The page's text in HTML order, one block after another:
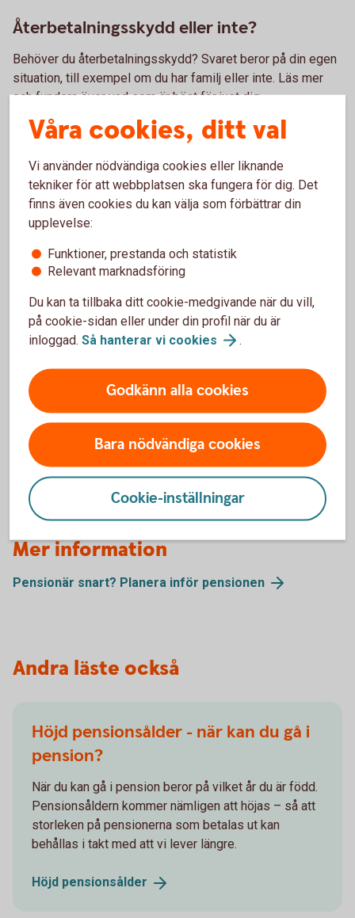
Återbetalningsskydd eller inte?
Behöver du återbetalningsskydd? Svaret beror på din egen
situation, till exempel om du har familj eller inte. Läs mer
och fundera över vad som är bäst för just dig.
Återbetalningsskydd
Skatt på pension – så funkar det
Har du koll på hur du betalar skatt som pensionär? Vad du
kan påverka själv och inte? Vi reder ut hur det funkar med
skatt på pension.
Skatt påpension
Paus i pågående pensionsutbetalning
Du kan enkelt pausa din pensionsutbetalning och även
förkorta, förlänga eller ta bort en pågående paus.
Pausa dinpensionsutbetalning
Mer information
Pensionär snart? Planera inför pensionen
Andra läste också
Höjd pensionsålder - när kan du gå i
pension?
När du kan gå i pension beror på vilket år du är född.
Pensionsåldern kommer nämligen att höjas – så att
storleken på pensionerna som betalas ut kan
behållas i takt med att vi lever längre.
Höjd pensionsålder
Våra cookies, ditt val
Vi använder nödvändiga cookies eller liknande
tekniker för att webbplatsen ska fungera för dig. Det
finns även cookies du kan välja som förbättrar din
upplevelse:
Funktioner, prestanda och statistik
Relevant marknadsföring
Du kan ta tillbaka ditt cookie-medgivande när du vill,
på cookie-sidan eller under din profil när du är
inloggad. Så hanterar vi cookies .
Godkänn alla cookies
Bara nödvändiga cookies
Cookie-inställningar